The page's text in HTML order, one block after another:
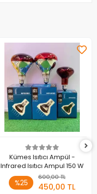
Kümes Isıtıcı Ampül -
Infrared Isıtıcı Ampul 150 W
%25
600,00 TL
450,00 TL